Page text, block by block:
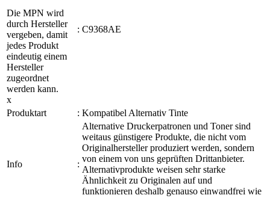
Die MPN wird
durch Hersteller
vergeben, damit
jedes Produkt
eindeutig einem
Hersteller
zugeordnet
werden kann.
x
: C9368AE
Produktart : Kompatibel Alternativ Tinte
Info :
Alternative Druckerpatronen und Toner sind
weitaus günstigere Produkte, die nicht vom
Originalhersteller produziert werden, sondern
von einem von uns geprüften Drittanbieter.
Alternativprodukte weisen sehr starke
Ähnlichkeit zu Originalen auf und
funktionieren deshalb genauso einwandfrei wie